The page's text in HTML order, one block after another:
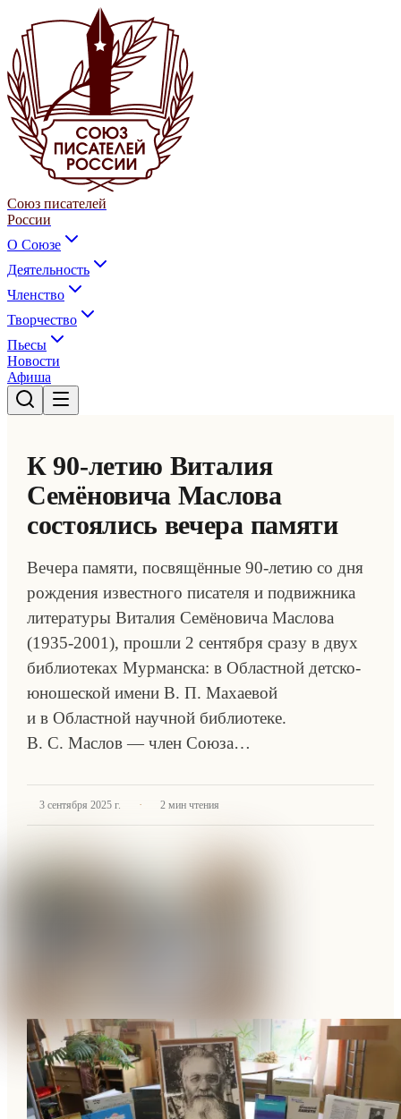
Союз писателей
России
О Союзе
Деятельность
Членство
Творчество
Пьесы
Новости
Афиша
К 90-летию Виталия
Семёновича Маслова
состоялись вечера памяти
Вечера памяти, посвящённые 90-летию со дня
рождения известного писателя и подвижника
литературы Виталия Семёновича Маслова
(1935-2001), прошли 2 сентября сразу в двух
библиотеках Мурманска: в Областной детско-
юношеской имени В. П. Махаевой
и в Областной научной библиотеке.
В. С. Маслов — член Союза…
3 сентября 2025 г. · 2 мин чтения